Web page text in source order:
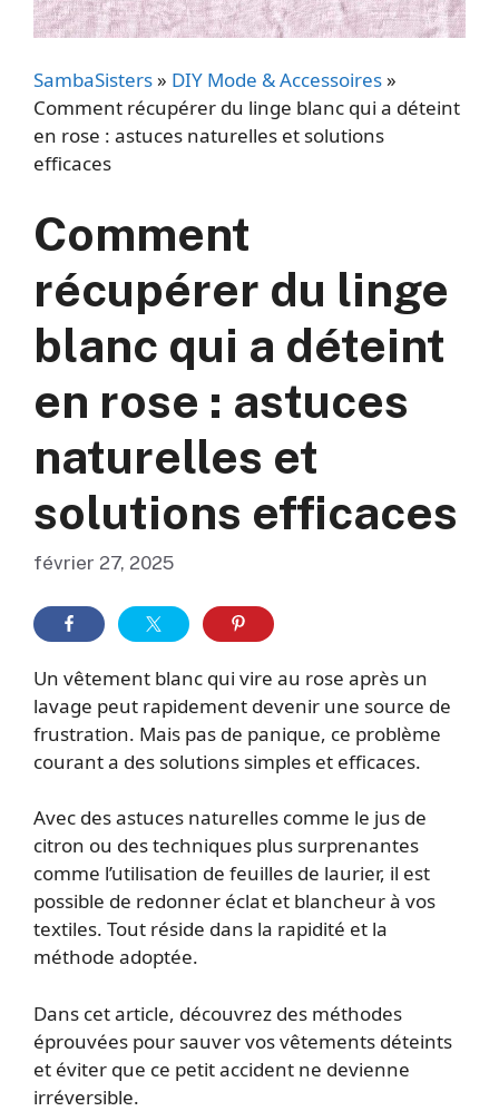
SambaSisters» DIY Mode & Accessoires»
Comment récupérer du linge blanc qui a déteint
en rose : astuces naturelles et solutions
efficaces
Comment
récupérer du linge
blanc qui a déteint
en rose : astuces
naturelles et
solutions efficaces
février 27, 2025
Un vêtement blanc qui vire au rose après un
lavage peut rapidement devenir une source de
frustration. Mais pas de panique, ce problème
courant a des solutions simples et efficaces.
Avec des astuces naturelles comme le jus de
citron ou des techniques plus surprenantes
comme l’utilisation de feuilles de laurier, il est
possible de redonner éclat et blancheur à vos
textiles. Tout réside dans la rapidité et la
méthode adoptée.
Dans cet article, découvrez des méthodes
éprouvées pour sauver vos vêtements déteints
et éviter que ce petit accident ne devienne
irréversible.